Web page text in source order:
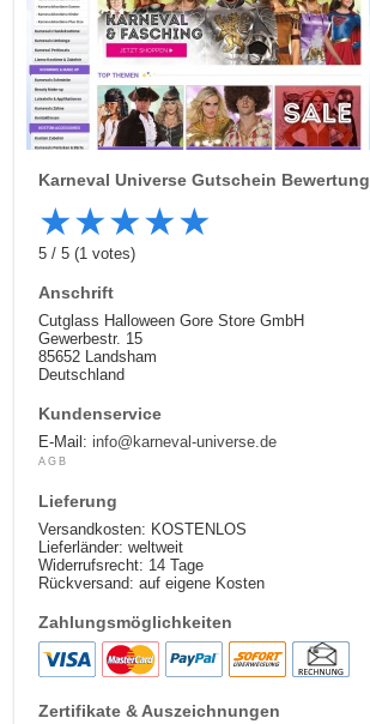
Karneval Universe Gutschein Bewertung
★★★★★
5/5 (1 votes)
Anschrift
Cutglass Halloween Gore Store GmbH
Gewerbestr. 15
85652 Landsham
Deutschland
Kundenservice
E-Mail:info@karneval-universe.de
AGB
Lieferung
Versandkosten: KOSTENLOS
Lieferländer: weltweit
Widerrufsrecht: 14 Tage
Rückversand: auf eigene Kosten
Zahlungsmöglichkeiten
Zertifikate & Auszeichnungen